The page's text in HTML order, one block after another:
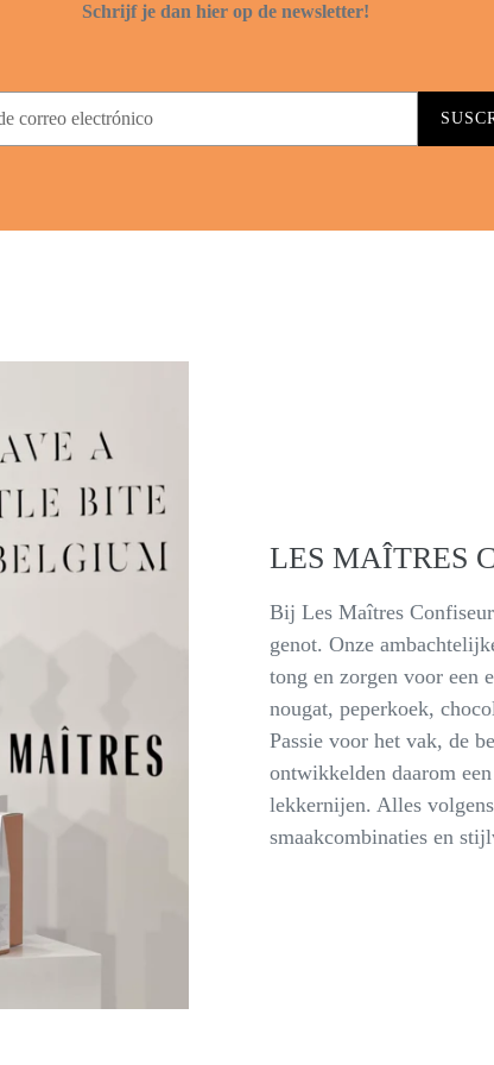
Schrijf je dan hier op de newsletter!
LES MAÎTRES
Bij Les Maîtres
genot. Onze
tong en zorgen voor een
nougat, peperkoek,
Passie voor het vak, de
ontwikkelden daarom
lekkernijen. Alles
smaakcombinaties en